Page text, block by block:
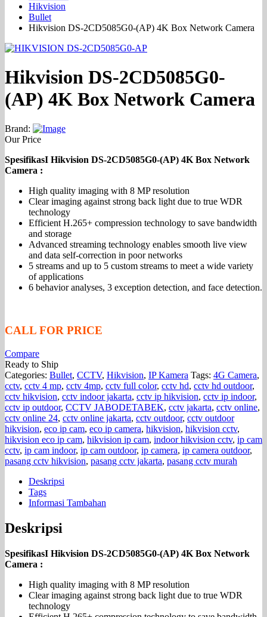
Hikvision
Bullet
Hikvision DS-2CD5085G0-(AP) 4K Box Network Camera
Hikvision DS-2CD5085G0-
(AP) 4K Box Network Camera
Brand:
Our Price
SpesifikasI Hikvision DS-2CD5085G0-(AP) 4K Box Network
Camera :
High quality imaging with 8 MP resolution
Clear imaging against strong back light due to true WDR
technology
Efficient H.265+ compression technology to save bandwidth
and storage
Advanced streaming technology enables smooth live view
and data self-correction in poor networks
5 streams and up to 5 custom streams to meet a wide variety
of applications
6 behavior analyses, 3 exception detection, and face detection.
CALL FOR PRICE
Compare
Ready to Ship
Categories: Bullet, CCTV, Hikvision, IP Kamera Tags: 4G Camera,
cctv, cctv 4 mp, cctv 4mp, cctv full color, cctv hd, cctv hd outdoor,
cctv hikvision, cctv indoor jakarta, cctv ip hikvision, cctv ip indoor,
cctv ip outdoor, CCTV JABODETABEK, cctv jakarta, cctv online,
cctv online 24, cctv online jakarta, cctv outdoor, cctv outdoor
hikvision, eco ip cam, eco ip camera, hikvision, hikvision cctv,
hikvision eco ip cam, hikvision ip cam, indoor hikvision cctv, ip cam
cctv, ip cam indoor, ip cam outdoor, ip camera, ip camera outdoor,
pasang cctv hikvision, pasang cctv jakarta, pasang cctv murah
Deskripsi
Tags
Informasi Tambahan
Deskripsi
SpesifikasI Hikvision DS-2CD5085G0-(AP) 4K Box Network
Camera :
High quality imaging with 8 MP resolution
Clear imaging against strong back light due to true WDR
technology